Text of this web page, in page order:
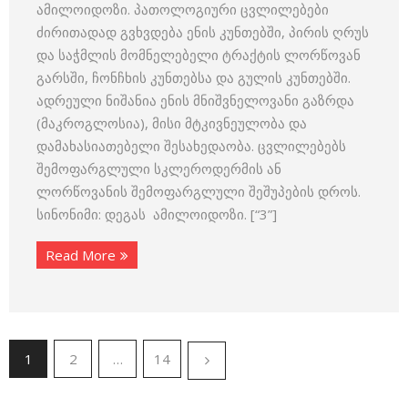
ამილოიდოზი. პათოლოგიური ცვლილებები
ძირითადად გვხვდება ენის კუნთებში, პირის ღრუს
და საჭმლის მომნელებელი ტრაქტის ლორწოვან
გარსში, ჩონჩხის კუნთებსა და გულის კუნთებში.
ადრეული ნიშანია ენის მნიშვნელოვანი გაზრდა
(მაკროგლოსია), მისი მტკივნეულობა და
დამახასიათებელი შესახედაობა. ცვლილებებს
შემოფარგლული სკლეროდერმის ან
ლორწოვანის შემოფარგლული შეშუპების დროს.
სინონიმი: დეგას ამილოიდოზი. [“3”]
Read More
1 2 … 14